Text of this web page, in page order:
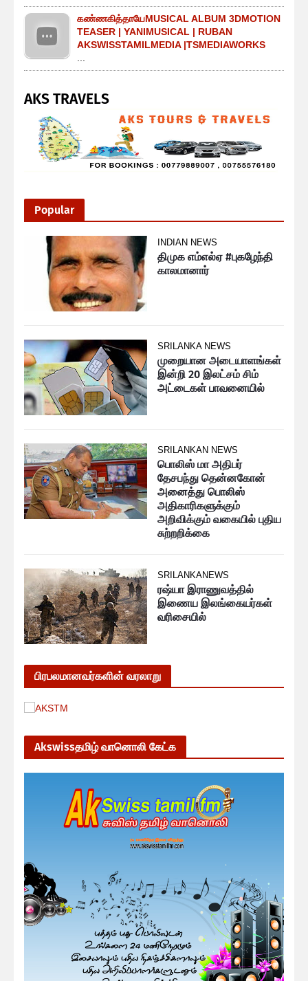
கண்ணகித்தாயேMUSICAL ALBUM 3DMOTION
TEASER | YANIMUSICAL | RUBAN
AKSWISSTAMILMEDIA |TSMEDIAWORKS
AKS TRAVELS
Popular
INDIAN NEWS
திமுக எம்எல்ஏ #புகழேந்தி
காலமானார்
SRILANKA NEWS
முறையான அடையாளங்கள்
இன்றி 20 இலட்சம் சிம்
அட்டைகள் பாவனையில்
SRILANKAN NEWS
பொலிஸ் மா அதிபர்
தேசபந்து தென்னகோன்
அனைத்து பொலிஸ்
அதிகாரிகளுக்கும்
அறிவிக்கும் வகையில் புதிய
சுற்றறிக்கை
SRILANKANEWS
ரஷ்யா இராணுவத்தில்
இணைய இலங்கையர்கள்
வரிசையில்
பிரபலமானவர்களின் வரலாறு
Akswissதமிழ் வானொலி கேட்க